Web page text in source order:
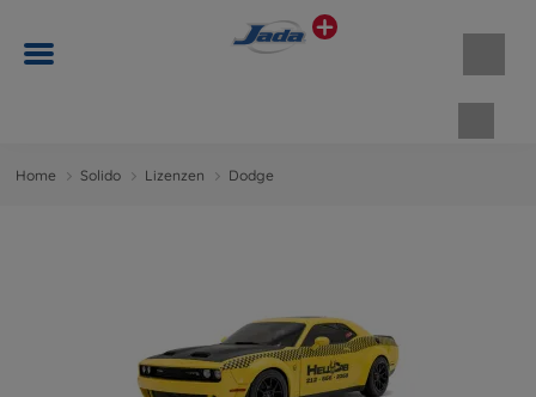
Home Solido Lizenzen Dodge